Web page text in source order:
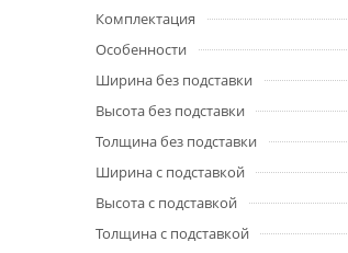
Комплектация
Особенности
Ширина без подставки
Высота без подставки
Толщина без подставки
Ширина с подставкой
Высота с подставкой
Толщина с подставкой